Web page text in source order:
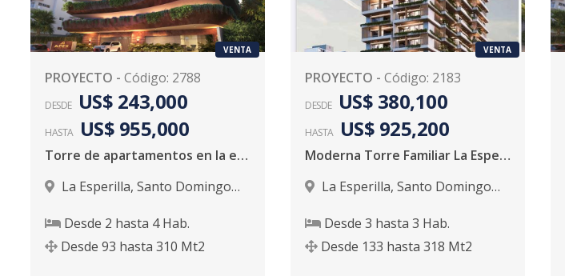
VENTA
PROYECTO - Código: 2788
DESDE US$ 243,000
HASTA US$ 955,000
Torre de apartamentos en la esperilla
La Esperilla, Santo Domingo
Desde 2 hasta 4Hab.
Desde 93 hasta 310 Mt2
VENTA
PROYECTO - Código: 2183
DESDE US$ 380,100
HASTA US$ 925,200
Moderna Torre Familiar La Esperilla
La Esperilla, Santo Domingo
Desde 3 hasta 3 Hab.
Desde 133 hasta 318 Mt2